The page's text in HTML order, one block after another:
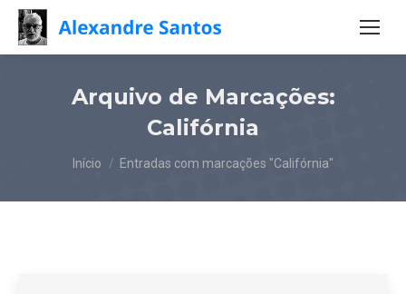
Arquivo de Marcações:
Califórnia
Você está aqui:
Início Entradas com marcações "Califórnia"